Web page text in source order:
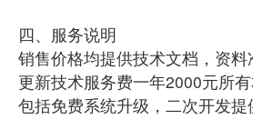
四、服务说明
销售价格均提供技术文档，资
更新技术服务费一年2000元所
包括免费系统升级，二次开发提